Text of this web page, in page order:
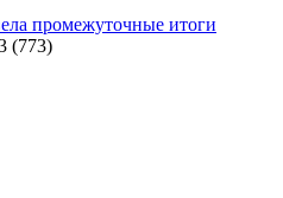
промежуточные итоги
(773)